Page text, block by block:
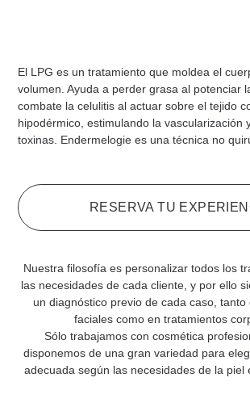
El LPG es un tratamiento que moldea el
volumen. Ayuda a perder grasa al potenciar
combate la celulitis al actuar sobre el tejido
hipodérmico, estimulando la vascularización
toxinas. Endermelogie es una técnica no
RESERVA TU
Nuestra filosofía es personalizar todos los
las necesidades de cada cliente, y por ello
un diagnóstico previo de cada caso, tanto
faciales como en tratamientos
Sólo trabajamos con cosmética
disponemos de una gran variedad para
adecuada según las necesidades de la piel